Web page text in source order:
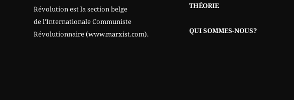
Révolution est la section belge
de l'Internationale Communiste
Révolutionnaire(www.marxist.com).
THÉORIE
QUI SOMMES-NOUS?